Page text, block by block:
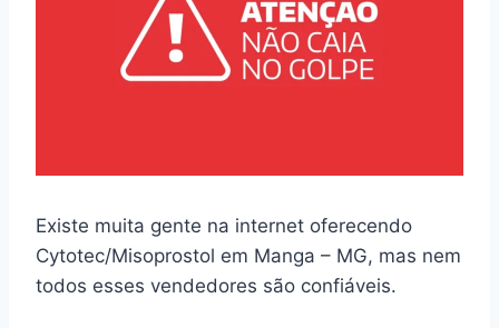
Existe muita gente na internet oferecendo
Cytotec/Misoprostol em Manga – MG, mas nem
todos esses vendedores são confiáveis.